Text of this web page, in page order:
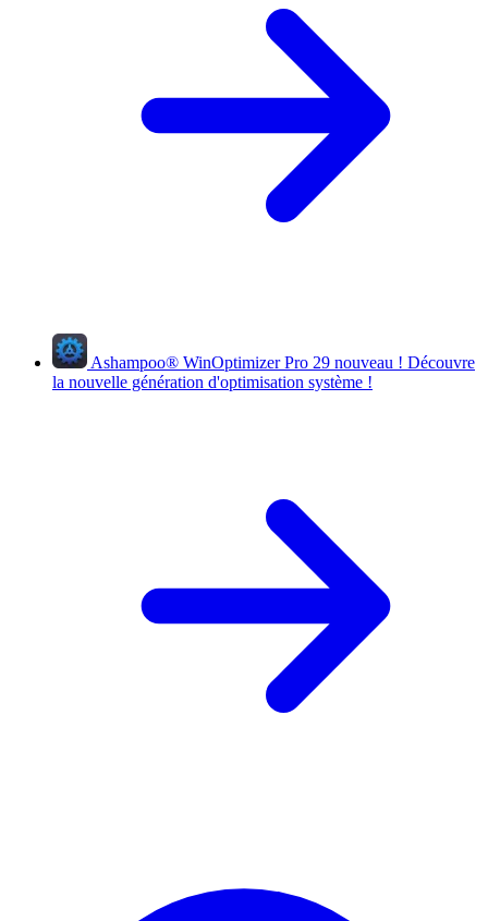
Ashampoo® WinOptimizer Pro 29 nouveau ! Découvre
la nouvelle génération d'optimisation système !